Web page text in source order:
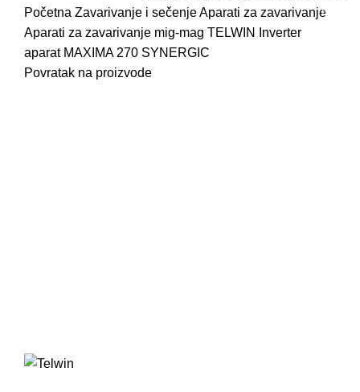
Početna Zavarivanje i sečenjeAparati za zavarivanje
Aparati za zavarivanje mig-mag TELWIN Inverter
aparat MAXIMA 270 SYNERGIC
Povratak na proizvode
Novo